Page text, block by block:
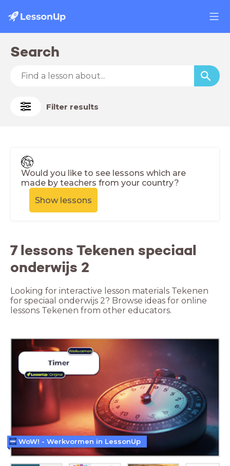
Search
Filter results
Would you like to see lessons which are
made by teachers from your country?
Show lessons
7 lessons Tekenen speciaal
onderwijs 2
Looking for interactive lesson materials Tekenen
for speciaal onderwijs 2? Browse ideas for online
lessons Tekenen from other educators.
WoW! - Werkvormen in LessonUp